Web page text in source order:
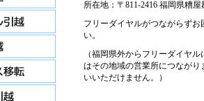
所在地：〒811-2416 福岡県糟
フリーダイヤルがつながらず
い。
（福岡県外からフリーダイヤ
はその地域の営業所につなが
いいただけません。）